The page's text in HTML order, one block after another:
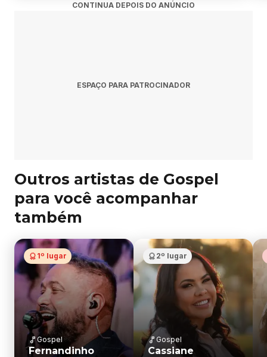
CONTINUA DEPOIS DO ANÚNCIO
ESPAÇO PARA PATROCINADOR
Outros artistas de Gospel
para você acompanhar
também
1º lugar
Gospel
Fernandinho
2º lugar
Gospel
Cassiane